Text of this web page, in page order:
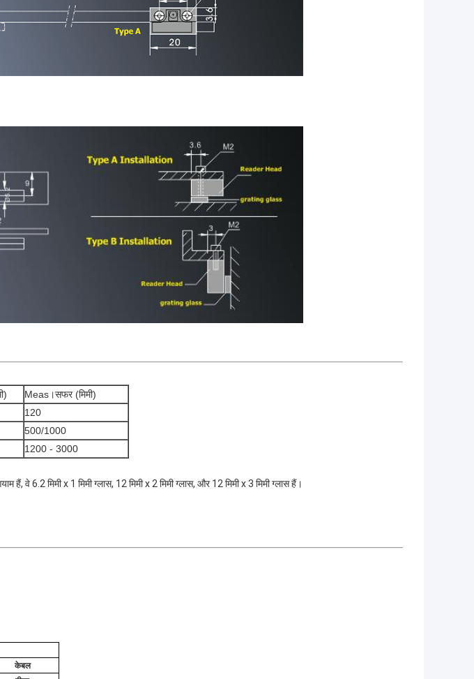
Meas।सफर (मिमी)
120
500/1000
1200 - 3000
हैं, वे 6.2 मिमी x 1 मिमी ग्लास, 12 मिमी x 2 मिमी ग्लास, और 12 मिमी x 3 मिमी ग्लास हैं।
केबल